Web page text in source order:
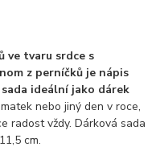
ve tvaru srdce s
z perníčků je nápis
ideální jako dárek
nebo jiný den v roce,
radost vždy. Dárková sada
cm.